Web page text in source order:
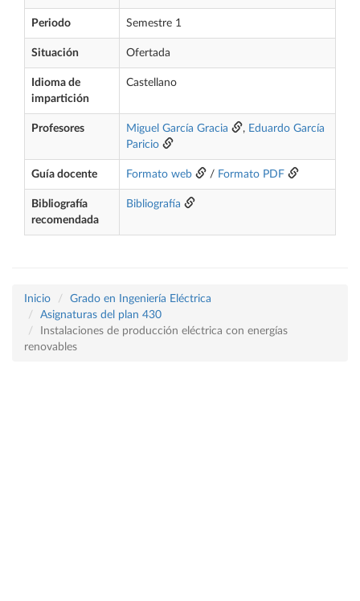
Periodo Semestre 1
Situación Ofertada
Idioma de
impartición
Castellano
Profesores Miguel García Gracia , Eduardo García
Paricio
Guía docente Formato web / Formato PDF
Bibliografía
recomendada
Bibliografía
Inicio
Grado en Ingeniería Eléctrica
Asignaturas del plan 430
Instalaciones de producción eléctrica con energías
renovables